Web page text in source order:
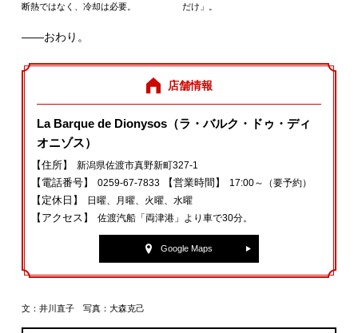
断熱ではなく、冷却は必要。
だけ」。
――おわり。
店舗情報
La Barque de Dionysos（ラ・バルク・ドゥ・ディ
オニゾス）
【住所】 新潟県佐渡市真野新町327‐1
【電話番号】 0259‐67‐7833 【営業時間】 17:00～（要予約）
【定休日】 日曜、月曜、火曜、水曜
【アクセス】 佐渡汽船「両津港」より車で30分。
Google Maps
文：井川直子 写真：大森克己